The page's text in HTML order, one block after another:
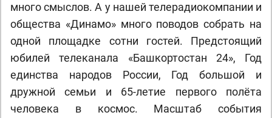
много смыслов. А у нашей телерадиокомпании и
общества «Динамо» много поводов собрать на
одной площадке сотни гостей. Предстоящий
юбилей телеканала «Башкортостан 24», Год
единства народов России, Год большой и
дружной семьи и 65-летие первого полёта
человека в космос. Масштаб события